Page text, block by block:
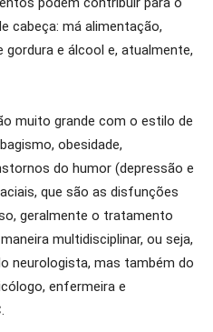
cabeça: má alimentação,
gordura e álcool e, atualmente,
muito grande com o estilo de
obesidade,
do humor (depressão e
que são as disfunções
geralmente o tratamento
multidisciplinar, ou seja,
neurologista, mas também do
enfermeira e